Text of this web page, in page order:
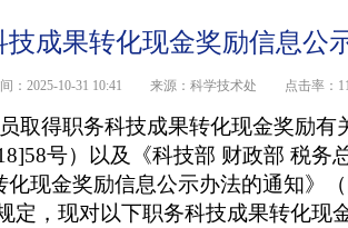
技成果转化现金奖励信息公
：2025-10-31 10:41 来源：科学技术处 点击率：
取得职务科技成果转化现金奖励有
号）以及《科技部 财政部 税务
化现金奖励信息公示办法的通知》
定，现对以下职务科技成果转化现